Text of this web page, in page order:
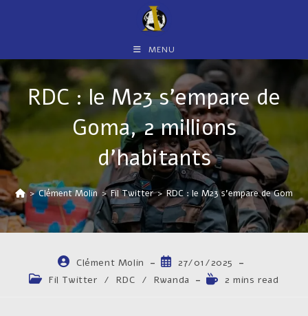
MENU
RDC : le M23 s’empare de
Goma, 2 millions
d’habitants
> Clément Molin > Fil Twitter > RDC : le M23 s’empare de Goma,
Auteur/autrice
de
la
Clément Molin
Publication
publiée :
27/01/2025
PostFil Twitter / RDC / Rwanda
Temps2 mins read